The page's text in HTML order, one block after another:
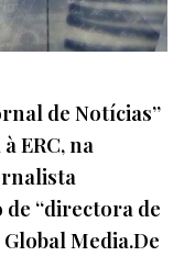
de Notícias”
ERC, na
“directora de
Media.De